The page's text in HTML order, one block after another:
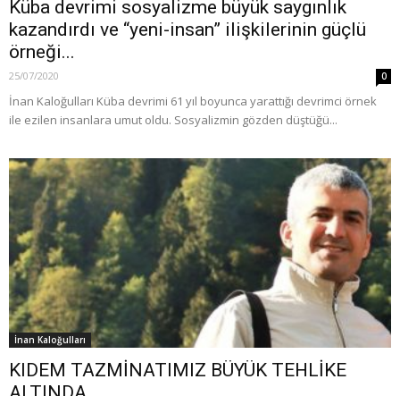
Küba devrimi sosyalizme büyük saygınlık
kazandırdı ve “yeni-insan” ilişkilerinin güçlü
örneği...
25/07/2020 0
İnan Kaloğulları Küba devrimi 61 yıl boyunca yarattığı devrimci örnek
ile ezilen insanlara umut oldu. Sosyalizmin gözden düştüğü...
İnan Kaloğulları
KIDEM TAZMİNATIMIZ BÜYÜK TEHLİKE